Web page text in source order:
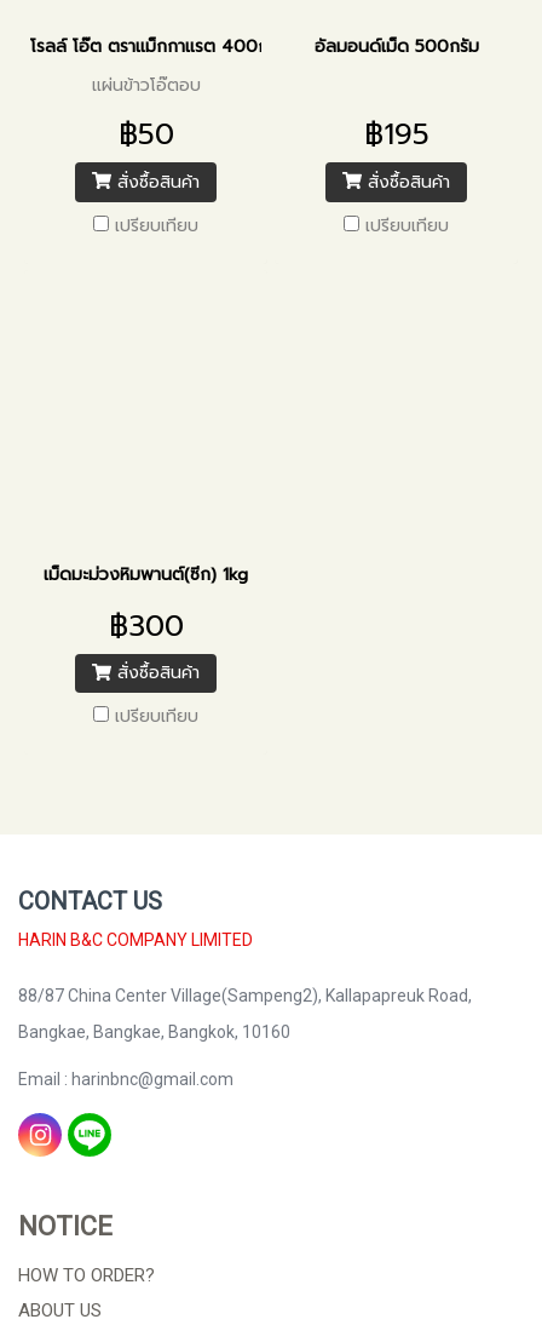
โรลล์ โอ๊ต ตราแม็กกาแรต 400กรัม
แผ่นข้าวโอ๊ตอบ
฿50
สั่งซื้อสินค้า
เปรียบเทียบ
อัลมอนด์เม็ด 500กรัม
฿195
สั่งซื้อสินค้า
เปรียบเทียบ
เม็ดมะม่วงหิมพานต์(ซีก) 1kg
฿300
สั่งซื้อสินค้า
เปรียบเทียบ
CONTACT US
HARIN B&C COMPANY LIMITED
88/87 China Center Village(Sampeng2), Kallapapreuk Road,
Bangkae, Bangkae, Bangkok, 10160
Email : harinbnc@gmail.com
NOTICE
HOW TO ORDER?
ABOUT US